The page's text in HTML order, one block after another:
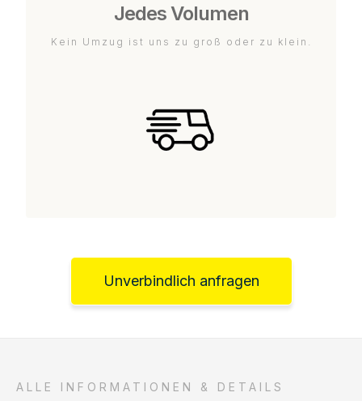
Jedes Volumen
Kein Umzug ist uns zu groß oder zu klein.
Unverbindlich anfragen
ALLE INFORMATIONEN & DETAILS